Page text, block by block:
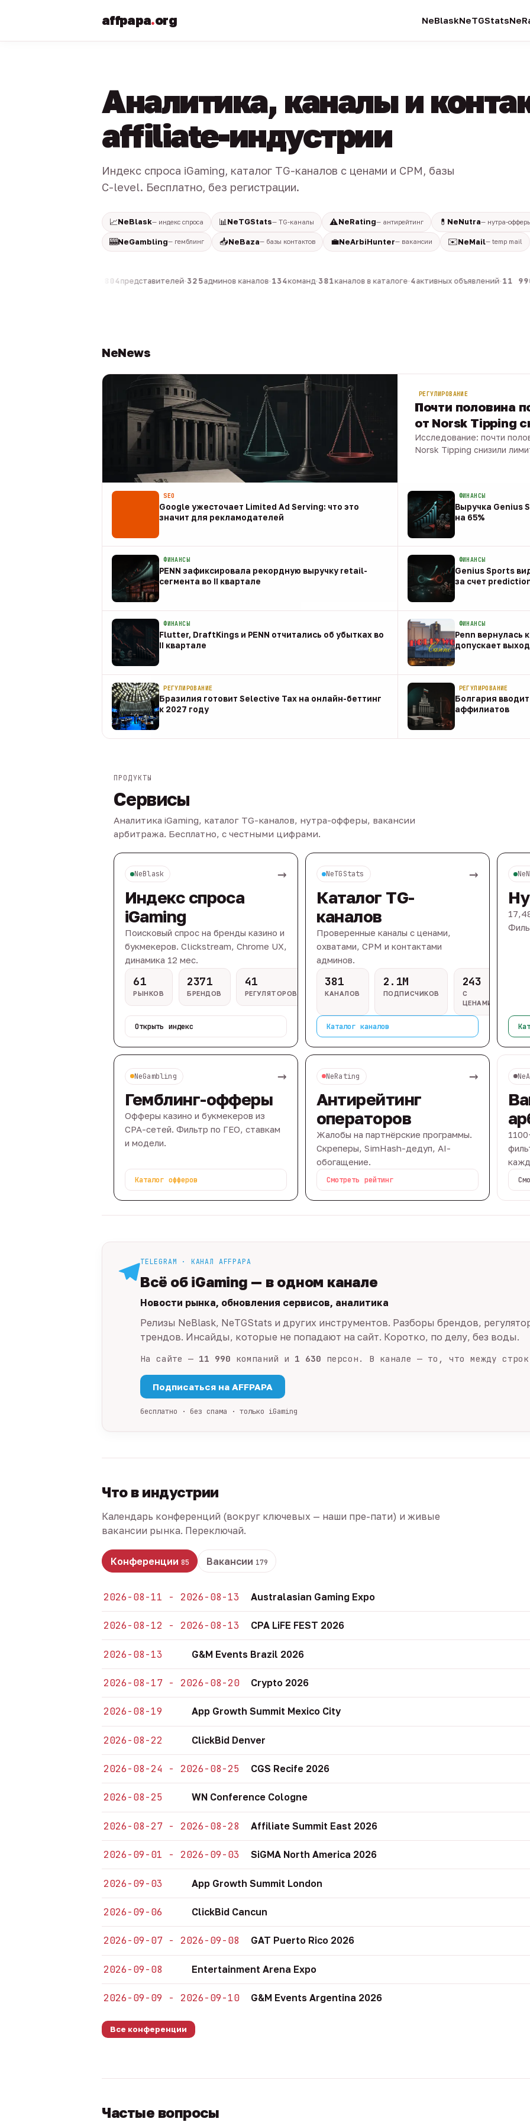
affpapa.org NeBlaskNeTGStats
Аналитика, каналы и
affiliate-индустрии
Индекс спроса iGaming, каталог TG-каналов с ценами и CPM, базы
C-level. Бесплатно, без регистрации.
📈NeBlask— индекс спроса 📊 NeTGStats— TG-каналы ⚠️NeRating— антирейтинг 💊 NeNutra— нутра-
🎰NeGambling— гемблинг 📥NeBaza— базы контактов 💼NeArbiHunter— вакансии ✉️NeMail— temp mail
804представителей·325админов каналов·134команд·381каналов в каталоге·4активных объявлений·11 990
NeNews
РЕГУЛИРОВАНИЕ
Почти половина
от Norsk Tipping
Исследование: почти
Norsk Tipping снизили
SEO
Google ужесточает Limited Ad Serving: что это
значит для рекламодателей
ФИНАНСЫ
Выручка Genius
на 65%
08 авг
ФИНАНСЫ
PENN зафиксировала рекордную выручку retail-
сегмента во II квартале
ФИНАНСЫ
Genius Sports
за счет
08 авг
ФИНАНСЫ
Flutter, DraftKings и PENN отчитались об убытках во
II квартале
ФИНАНСЫ
Penn вернулась
допускает
08 авг
РЕГУЛИРОВАНИЕ
Бразилия готовит Selective Tax на онлайн-беттинг
к 2027 году
РЕГУЛИРОВАНИЕ
Болгария
аффилиатов
08 авг
ПРОДУКТЫ
Сервисы
Аналитика iGaming, каталог TG-каналов, нутра-офферы, вакансии
арбитража. Бесплатно, с честными цифрами.
NeBlask →
Индекс спроса
iGaming
Поисковый спрос на бренды казино и
букмекеров. Clickstream, Chrome UX,
динамика 12 мес.
61
РЫНКОВ
2371
БРЕНДОВ
41
РЕГУЛЯТОРОВ
Открыть индекс
NeTGStats →
Каталог TG-
каналов
Проверенные каналы с ценами,
охватами, CPM и контактами
админов.
381
КАНАЛОВ
2.1M
ПОДПИСЧИКОВ
243
С
ЦЕНАМИ
Каталог каналов
NeGambling →
Гемблинг-офферы
Офферы казино и букмекеров из
CPA-сетей. Фильтр по ГЕО, ставкам
и модели.
Каталог офферов
NeRating →
Антирейтинг
операторов
Жалобы на партнёрские программы.
Скреперы, SimHash-дедуп, AI-
обогащение.
Смотреть рейтинг
TELEGRAM · КАНАЛ AFFPAPA
Всё об iGaming — в одном канале
Новости рынка, обновления сервисов, аналитика
Релизы NeBlask, NeTGStats и других инструментов. Разборы брендов,
трендов. Инсайды, которые не попадают на сайт. Коротко, по делу, без воды.
На сайте — 11 990 компаний и 1 630 персон. В канале — то, что между
Подписаться на AFFPAPA
бесплатно · без спама · только iGaming
Что в индустрии
Календарь конференций (вокруг ключевых — наши пре-пати) и живые
вакансии рынка. Переключай.
Конференции 85 Вакансии 179
2026-08-11 - 2026-08-13 Australasian Gaming Expo
2026-08-12 - 2026-08-13 CPA LiFE FEST 2026
2026-08-13 G&M Events Brazil 2026
2026-08-17 - 2026-08-20 Crypto 2026
2026-08-19 App Growth Summit Mexico City
2026-08-22 ClickBid Denver
2026-08-24 - 2026-08-25 CGS Recife 2026
2026-08-25 WN Conference Cologne
2026-08-27 - 2026-08-28 Affiliate Summit East 2026
2026-09-01 - 2026-09-03 SiGMA North America 2026
2026-09-03 App Growth Summit London
2026-09-06 ClickBid Cancun
2026-09-07 - 2026-09-08 GAT Puerto Rico 2026
2026-09-08 Entertainment Arena Expo
2026-09-09 - 2026-09-10 G&M Events Argentina 2026
Все конференции
Частые вопросы